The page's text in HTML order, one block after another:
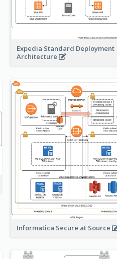
Expedia Standard Deployment
Architecture
Informatica Secure at Source